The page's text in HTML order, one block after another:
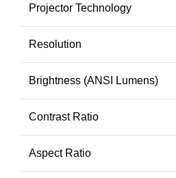
Projector Technology
Resolution
Brightness (ANSI Lumens)
Contrast Ratio
Aspect Ratio